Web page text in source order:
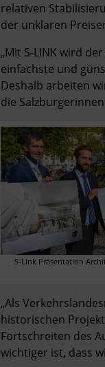
relativen
der unklaren
„Mit S-LINK wird
einfachste und
Deshalb arbeiten
die
S-Link Präsentation
„Als
historischen
Fortschreiten des
wichtiger ist, dass